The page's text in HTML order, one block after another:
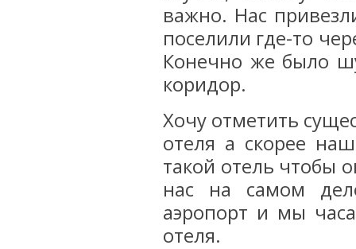
важно. Нас
поселили где-то
Конечно же было
коридор.
Хочу отметить
отеля а скорее
такой отель чтобы
нас на самом
аэропорт и мы
отеля.